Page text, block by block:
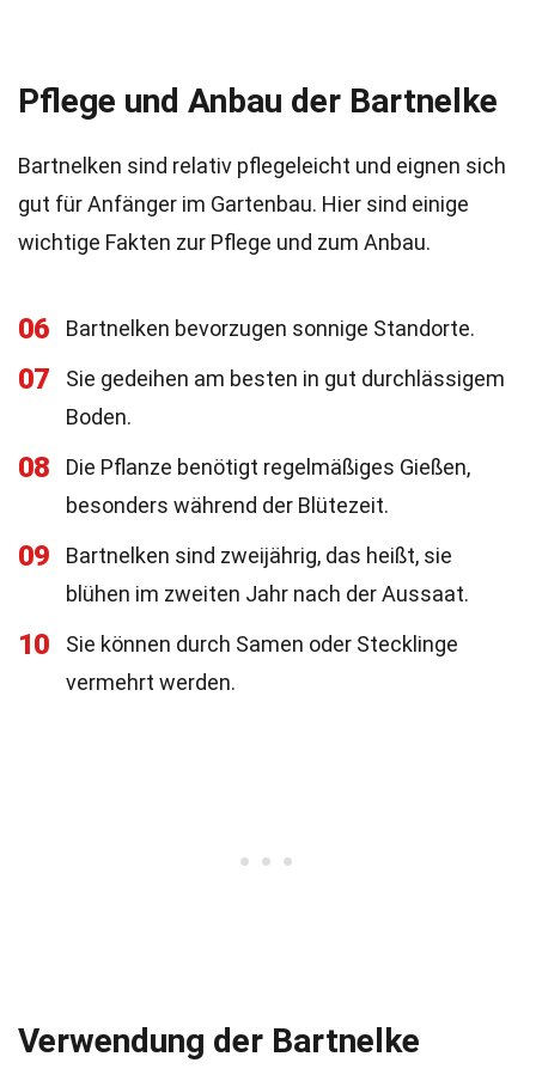
Pflege und Anbau der Bartnelke
Bartnelken sind relativ pflegeleicht und eignen sich
gut für Anfänger im Gartenbau. Hier sind einige
wichtige Fakten zur Pflege und zum Anbau.
06 Bartnelken bevorzugen sonnige Standorte.
07
Sie gedeihen am besten in gut durchlässigem
Boden.
08
Die Pflanze benötigt regelmäßiges Gießen,
besonders während der Blütezeit.
09
Bartnelken sind zweijährig, das heißt, sie
blühen im zweiten Jahr nach der Aussaat.
10
Sie können durch Samen oder Stecklinge
vermehrt werden.
Verwendung der Bartnelke